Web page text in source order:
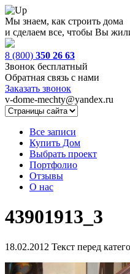
Мы знаем, как строить дома
и сделаем все, чтобы Вы
8 (800) 350 26 63
Звонок бесплатный
Обратная связь с нами
Заказать звонок
v-dome-mechty@yandex.ru
Все записи
Купить Дом
Выбрать проект
Портфолио
Отзывы
О нас
43901913_3
18.02.2012 Текст перед